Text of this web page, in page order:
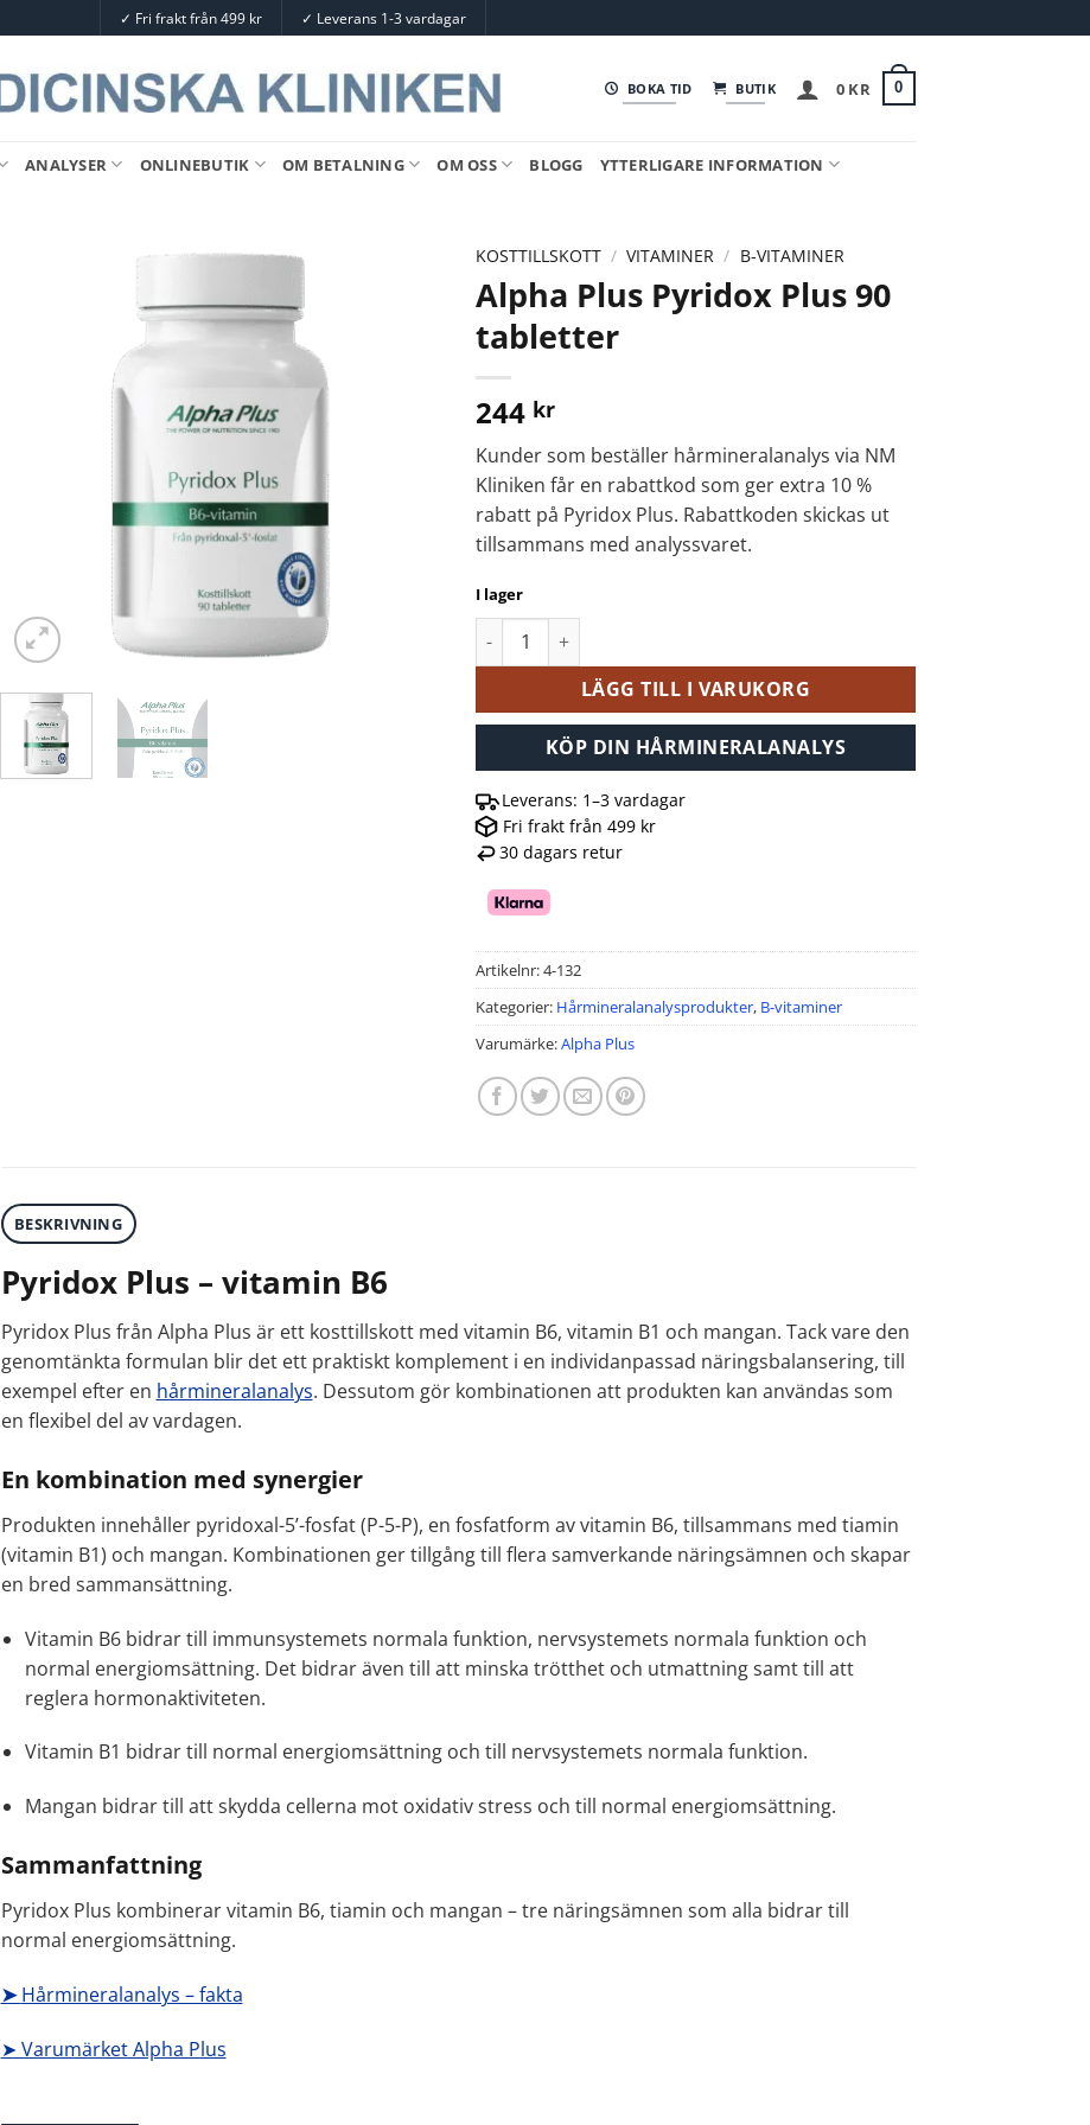
✓ Fri frakt från 499 kr ✓ Leverans 1-3 vardagar
BOKA TID BUTIK 0 KR 0
ANALYSER ONLINEBUTIK OM BETALNING OM OSS BLOGG YTTERLIGARE INFORMATION
KOSTTILLSKOTT / VITAMINER / B-VITAMINER
Alpha Plus Pyridox Plus 90
tabletter
244 kr
Kunder som beställer hårmineralanalys via NM
Kliniken får en rabattkod som ger extra 10 %
rabatt på Pyridox Plus. Rabattkoden skickas ut
tillsammans med analyssvaret.
I lager
Alpha Plus Pyridox Plus 90 tabletter mängd
LÄGG TILL I VARUKORG
KÖP DIN HÅRMINERALANALYS
Leverans: 1–3 vardagar
Fri frakt från 499 kr
30 dagars retur
Artikelnr:4-132
Kategorier: Hårmineralanalysprodukter, B-vitaminer
Varumärke:Alpha Plus
BESKRIVNING
Pyridox Plus – vitamin B6
Pyridox Plus från Alpha Plus är ett kosttillskott med vitamin B6, vitamin B1 och mangan. Tack vare den
genomtänkta formulan blir det ett praktiskt komplement i en individanpassad näringsbalansering, till
exempel efter en hårmineralanalys. Dessutom gör kombinationen att produkten kan användas som
en flexibel del av vardagen.
En kombination med synergier
Produkten innehåller pyridoxal-5’-fosfat (P-5-P), en fosfatform av vitamin B6, tillsammans med tiamin
(vitamin B1) och mangan. Kombinationen ger tillgång till flera samverkande näringsämnen och skapar
en bred sammansättning.
Vitamin B6 bidrar till immunsystemets normala funktion, nervsystemets normala funktion och
normal energiomsättning. Det bidrar även till att minska trötthet och utmattning samt till att
reglera hormonaktiviteten.
Vitamin B1 bidrar till normal energiomsättning och till nervsystemets normala funktion.
Mangan bidrar till att skydda cellerna mot oxidativ stress och till normal energiomsättning.
Sammanfattning
Pyridox Plus kombinerar vitamin B6, tiamin och mangan – tre näringsämnen som alla bidrar till
normal energiomsättning.
➤Hårmineralanalys – fakta
➤ Varumärket Alpha Plus